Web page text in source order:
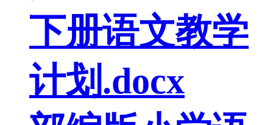
下册语文教学
计划.docx